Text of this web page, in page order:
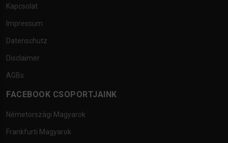
Kapcsolat
Impressum
Datenschutz
Disclaimer
AGBs
FACEBOOK CSOPORTJAINK
Németországi Magyarok
Frankfurti Magyarok